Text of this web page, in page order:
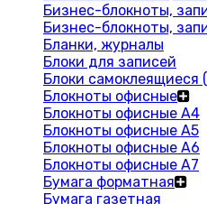
Бизнес-блокноты,
Бизнес-блокноты,
Бланки, журналы
Блоки для записей
Блоки самоклеящиеся
Блокноты офисные
Блокноты офисные A4
Блокноты офисные A5
Блокноты офисные A6
Блокноты офисные A7
Бумага форматная
Бумага газетная